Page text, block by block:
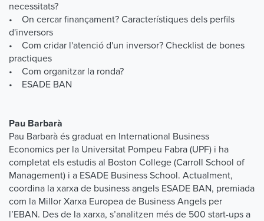
necessitats?
• On cercar finançament? Característiques dels perfils
d'inversors
• Com cridar l'atenció d'un inversor? Checklist de bones
practiques
• Com organitzar la ronda?
• ESADE BAN
Pau Barbarà
Pau Barbarà és graduat en International Business
Economics per la Universitat Pompeu Fabra (UPF) i ha
completat els estudis al Boston College (Carroll School of
Management) i a ESADE Business School. Actualment,
coordina la xarxa de business angels ESADE BAN, premiada
com la Millor Xarxa Europea de Business Angels per
l’EBAN. Des de la xarxa, s’analitzen més de 500 start-ups a